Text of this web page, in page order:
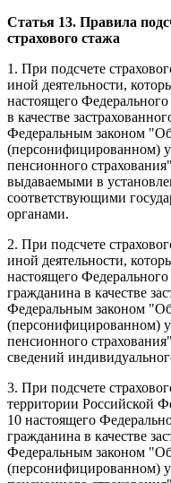
Статья 13. Правила
страхового стажа
1. При подсчете
иной деятельности,
настоящего
в качестве
Федеральным законом
(персонифицированном)
пенсионного
выдаваемыми в
соответствующими
органами.
2. При подсчете
иной деятельности,
настоящего
гражданина в качестве
Федеральным законом
(персонифицированном)
пенсионного
сведений
3. При подсчете
территории Российской
10 настоящего
гражданина в качестве
Федеральным законом
(персонифицированном)